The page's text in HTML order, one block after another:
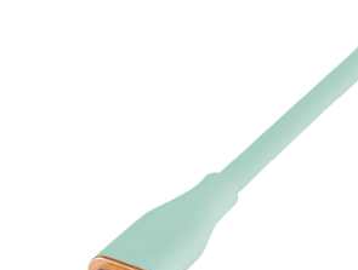
絡まりにくくて使いやすい
+ 税